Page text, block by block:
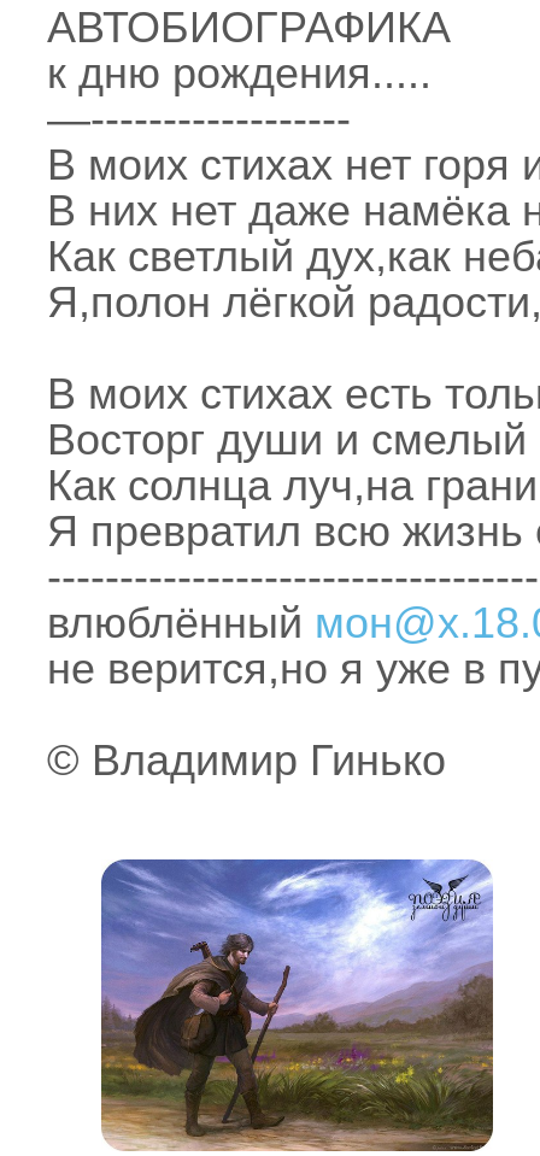
АВТОБИОГРАФИКА
к дню рождения.....
—------------------
В моих стихах нет горя
В них нет даже намёка
Как светлый дух,как
Я,полон лёгкой
В моих стихах есть
Восторг души и смелый
Как солнца луч,на
Я превратил всю жизнь
влюблённый
не верится,но я уже в
© Владимир Гинько